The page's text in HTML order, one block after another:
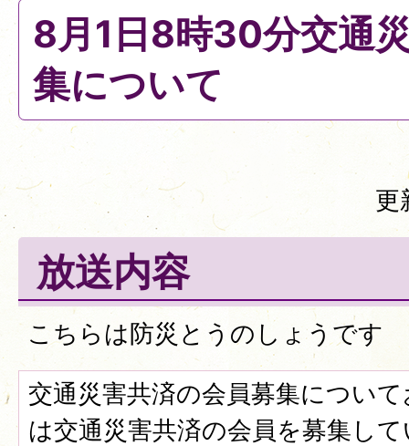
8月1日8時30分交通
集について
更
放送内容
こちらは防災とうのしょうです
交通災害共済の会員募集につい
は交通災害共済の会員を募集し